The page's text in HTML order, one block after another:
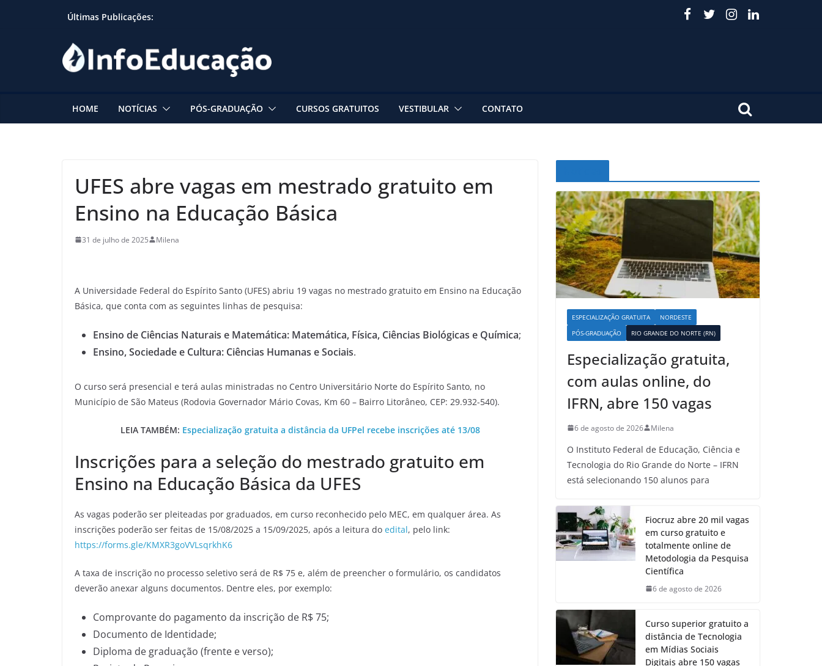
Últimas Publicações:
HOME NOTÍCIAS PÓS-GRADUAÇÃO CURSOS GRATUITOS VESTIBULAR CONTATO
UFES abre vagas em mestrado gratuito em
Ensino na Educação Básica
31 de julho de 2025 Milena
A Universidade Federal do Espírito Santo (UFES) abriu 19 vagas no mestrado gratuito em Ensino na Educação
Básica, que conta com as seguintes linhas de pesquisa:
Ensino de Ciências Naturais e Matemática: Matemática, Física, Ciências Biológicas e Química;
Ensino, Sociedade e Cultura: Ciências Humanas e Sociais.
O curso será presencial e terá aulas ministradas no Centro Universitário Norte do Espírito Santo, no
Município de São Mateus (Rodovia Governador Mário Covas, Km 60 – Bairro Litorâneo, CEP: 29.932-540).
LEIA TAMBÉM: Especialização gratuita a distância da UFPel recebe inscrições até 13/08
Inscrições para a seleção do mestrado gratuito em
Ensino na Educação Básica da UFES
As vagas poderão ser pleiteadas por graduados, em curso reconhecido pelo MEC, em qualquer área. As
inscrições poderão ser feitas de 15/08/2025 a 15/09/2025, após a leitura do edital, pelo link:
https://forms.gle/KMXR3goVVLsqrkhK6
A taxa de inscrição no processo seletivo será de R$ 75 e, além de preencher o formulário, os candidatos
deverão anexar alguns documentos. Dentre eles, por exemplo:
Comprovante do pagamento da inscrição de R$ 75;
Documento de Identidade;
Diploma de graduação (frente e verso);
ESPECIALIZAÇÃO GRATUITA
NORDESTE
PÓS-GRADUAÇÃO
RIO GRANDE DO NORTE (RN)
Especialização gratuita,
com aulas online, do
IFRN, abre 150 vagas
6 de agosto de 2026 Milena
O Instituto Federal de Educação, Ciência e
Tecnologia do Rio Grande do Norte – IFRN
está selecionando 150 alunos para
Fiocruz abre 20 mil vagas
em curso gratuito e
totalmente online de
Metodologia da Pesquisa
Científica
6 de agosto de 2026
Curso superior gratuito a
distância de Tecnologia
em Mídias Sociais
Digitais abre 150 vagas